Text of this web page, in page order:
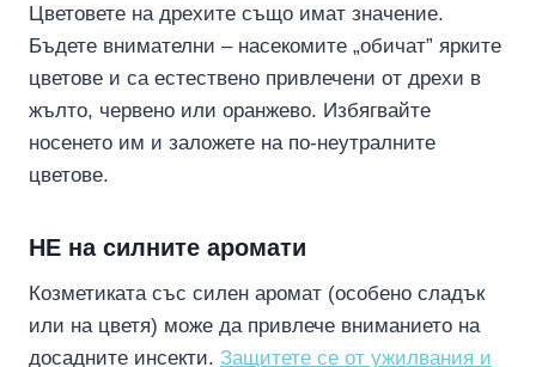
Цветовете на дрехите също имат значение.
Бъдете внимателни – насекомите „обичат” ярките
цветове и са естествено привлечени от дрехи в
жълто, червено или оранжево. Избягвайте
носенето им и заложете на по-неутралните
цветове.
НЕ на силните аромати
Козметиката със силен аромат (особено сладък
или на цветя) може да привлече вниманието на
досадните инсекти. Защитете се от ужилвания и